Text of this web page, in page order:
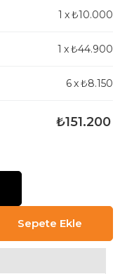
1 x₺10.000
1 x₺44.900
6x₺8.150
₺151.200